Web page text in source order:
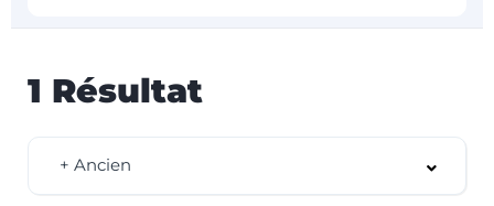
1 Résultat
+ Ancien